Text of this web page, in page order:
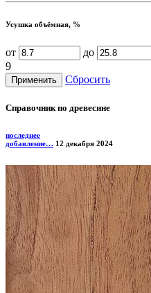
Усушка объёмная, %
от
до
9
Сбросить
Справочник по древесине
последнее
добавление… 12 декабря 2024